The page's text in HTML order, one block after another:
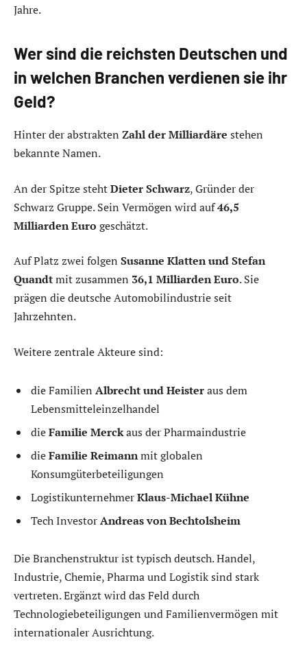
Jahre.
Wer sind die reichsten Deutschen und
in welchen Branchen verdienen sie ihr
Geld?
Hinter der abstrakten Zahl der Milliardäre stehen
bekannte Namen.
An der Spitze stehtDieter Schwarz, Gründer der
Schwarz Gruppe. Sein Vermögen wird auf46,5
Milliarden Euro geschätzt.
Auf Platz zwei folgen Susanne Klatten und Stefan
Quandtmit zusammen 36,1 Milliarden Euro. Sie
prägen die deutsche Automobilindustrie seit
Jahrzehnten.
Weitere zentrale Akteure sind:
die Familien Albrecht und Heisteraus dem
Lebensmitteleinzelhandel
dieFamilie Merckaus der Pharmaindustrie
dieFamilie Reimannmit globalen
Konsumgüterbeteiligungen
LogistikunternehmerKlaus-Michael Kühne
Tech InvestorAndreas von Bechtolsheim
Die Branchenstruktur ist typisch deutsch. Handel,
Industrie, Chemie, Pharma und Logistik sind stark
vertreten. Ergänzt wird das Feld durch
Technologiebeteiligungen und Familienvermögen mit
internationaler Ausrichtung.